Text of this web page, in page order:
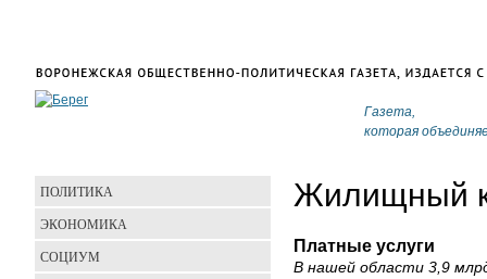
Газета,
которая
Жилищный
Платные услуги
В нашей области 3,9
ПОЛИТИКА
ЭКОНОМИКА
СОЦИУМ